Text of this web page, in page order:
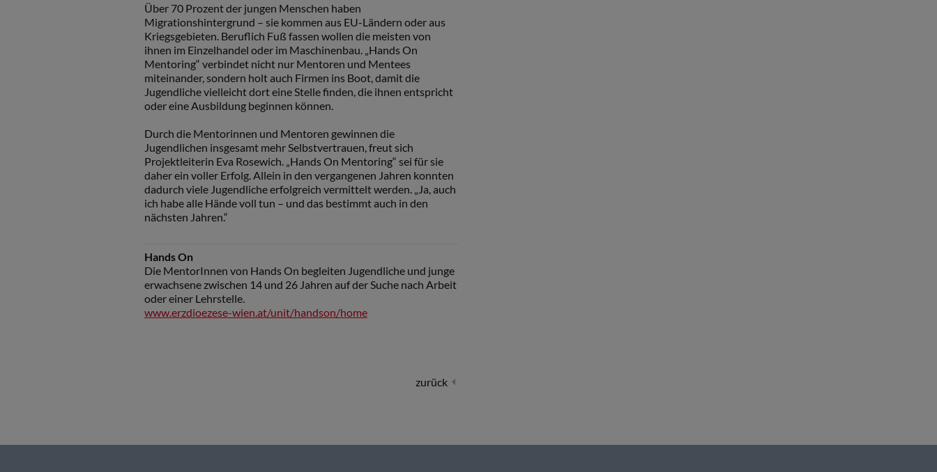
Über 70 Prozent der jungen Menschen haben
Migrationshintergrund – sie kommen aus EU-Ländern oder aus
Kriegsgebieten. Beruflich Fuß fassen wollen die meisten von
ihnen im Einzelhandel oder im Maschinenbau. „Hands On
Mentoring“ verbindet nicht nur Mentoren und Mentees
miteinander, sondern holt auch Firmen ins Boot, damit die
Jugendliche vielleicht dort eine Stelle finden, die ihnen entspricht
oder eine Ausbildung beginnen können.
Durch die Mentorinnen und Mentoren gewinnen die
Jugendlichen insgesamt mehr Selbstvertrauen, freut sich
Projektleiterin Eva Rosewich. „Hands On Mentoring“ sei für sie
daher ein voller Erfolg. Allein in den vergangenen Jahren konnten
dadurch viele Jugendliche erfolgreich vermittelt werden. „Ja, auch
ich habe alle Hände voll tun – und das bestimmt auch in den
nächsten Jahren.“
Hands On
Die MentorInnen von Hands On begleiten Jugendliche und junge
erwachsene zwischen 14 und 26 Jahren auf der Suche nach Arbeit
oder einer Lehrstelle.
www.erzdioezese-wien.at/unit/handson/home
zurück